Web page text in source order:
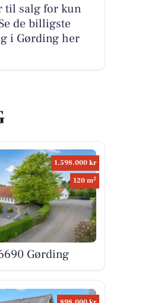
til salg for kun
de billigste
i Gørding her
1.598.000 kr
120 m2
Gørding